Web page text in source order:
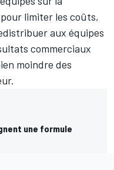
limiter les coûts,
aux équipes
commerciaux
moindre des
une formule